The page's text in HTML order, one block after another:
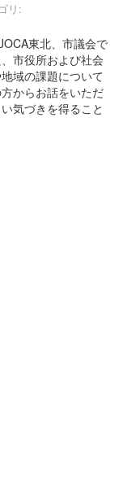
リ:
東北、市議会で
市役所および社会
域の課題について
からお話をいただ
気づきを得ること